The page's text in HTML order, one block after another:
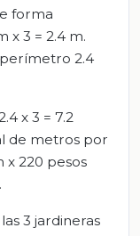
forma
x 3 = 2.4 m.
2.4
x 3 = 7.2
de metros por
x 220 pesos
3 jardineras